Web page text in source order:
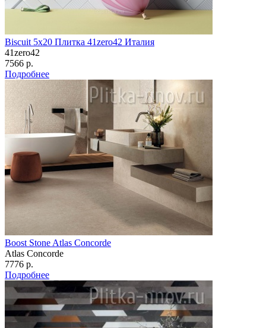
Biscuit 5х20 Плитка 41zero42 Италия
41zero42
7566 р.
Подробнее
Boost Stone Atlas Concorde
Atlas Concorde
7776 р.
Подробнее